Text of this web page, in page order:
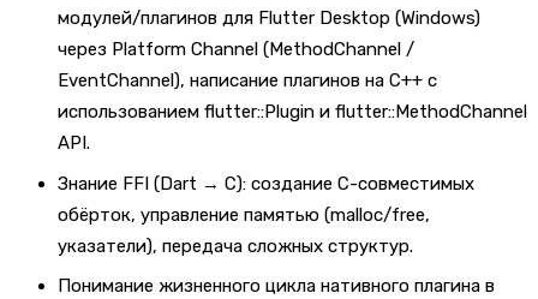
модулей/плагинов для Flutter Desktop (Windows)
через Platform Channel (MethodChannel /
EventChannel), написание плагинов на C++ с
использованием flutter::Plugin и flutter::MethodChannel
API.
Знание FFI (Dart → C): создание C-совместимых
обёрток, управление памятью (malloc/free,
указатели), передача сложных структур.
Понимание жизненного цикла нативного плагина в